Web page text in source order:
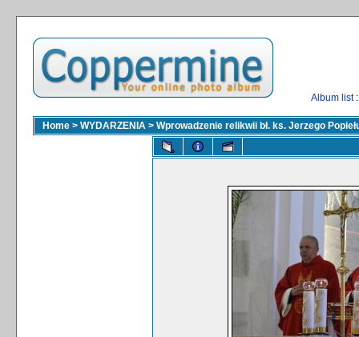
Album list
Home > WYDARZENIA > Wprowadzenie relikwii bł. ks. Jerzego